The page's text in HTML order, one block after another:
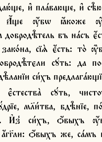
и҆ пла́вающе, и҆
А҆́ще ѹ҆́бѡ ꙗ҆́коже
добродѣ̑тель въ на́съ
зако́на, сїѧ̀ є҆́сть: то̀
сꙋ́ть: да
си́хъ
мл҃и́тва, бдѣ̑нїе,
И҆з̾ си́хъ, ѻ҆́выхъ
ѻ҆́выхъ же, са́мъ